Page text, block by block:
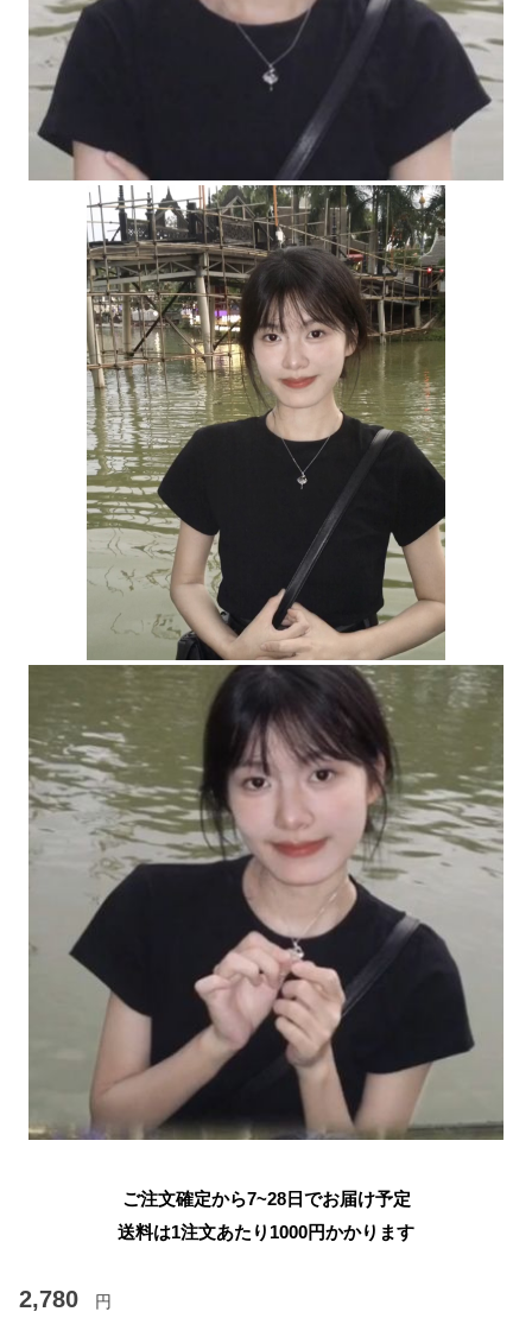
ご注文確定から7~28日でお届け予定
送料は1注文あたり 1000円かかります
2,780 円